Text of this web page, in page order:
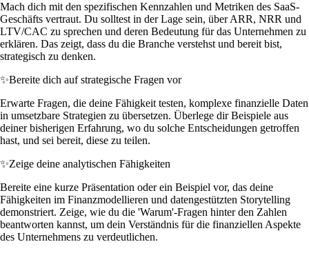
Mach dich mit den spezifischen Kennzahlen und Metriken des SaaS-
Geschäfts vertraut. Du solltest in der Lage sein, über ARR, NRR und
LTV/CAC zu sprechen und deren Bedeutung für das Unternehmen zu
erklären. Das zeigt, dass du die Branche verstehst und bereit bist,
strategisch zu denken.
✨Bereite dich auf strategische Fragen vor
Erwarte Fragen, die deine Fähigkeit testen, komplexe finanzielle Daten
in umsetzbare Strategien zu übersetzen. Überlege dir Beispiele aus
deiner bisherigen Erfahrung, wo du solche Entscheidungen getroffen
hast, und sei bereit, diese zu teilen.
✨Zeige deine analytischen Fähigkeiten
Bereite eine kurze Präsentation oder ein Beispiel vor, das deine
Fähigkeiten im Finanzmodellieren und datengestützten Storytelling
demonstriert. Zeige, wie du die 'Warum'-Fragen hinter den Zahlen
beantworten kannst, um dein Verständnis für die finanziellen Aspekte
des Unternehmens zu verdeutlichen.